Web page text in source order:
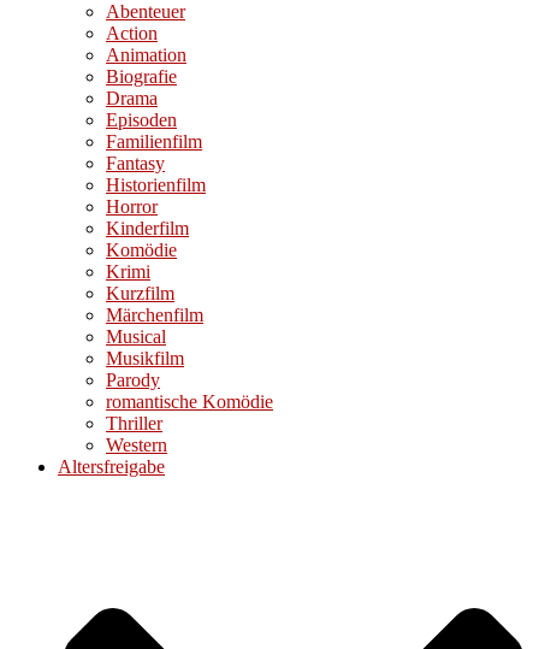
Abenteuer
Action
Animation
Biografie
Drama
Episoden
Familienfilm
Fantasy
Historienfilm
Horror
Kinderfilm
Komödie
Krimi
Kurzfilm
Märchenfilm
Musical
Musikfilm
Parody
romantische Komödie
Thriller
Western
Altersfreigabe